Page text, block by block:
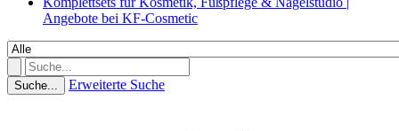
Angebote bei KF-Cosmetic
Suche... Erweiterte Suche